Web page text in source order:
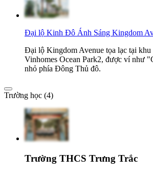
Đại lộ Kinh Đô Ánh Sáng Kingdom
Đại lộ Kingdom Avenue tọa lạc tại
Vinhomes Ocean Park2, được ví như
nhỏ phía Đông Thủ đô.
Trường học (4)
Trường THCS Trưng Trắc